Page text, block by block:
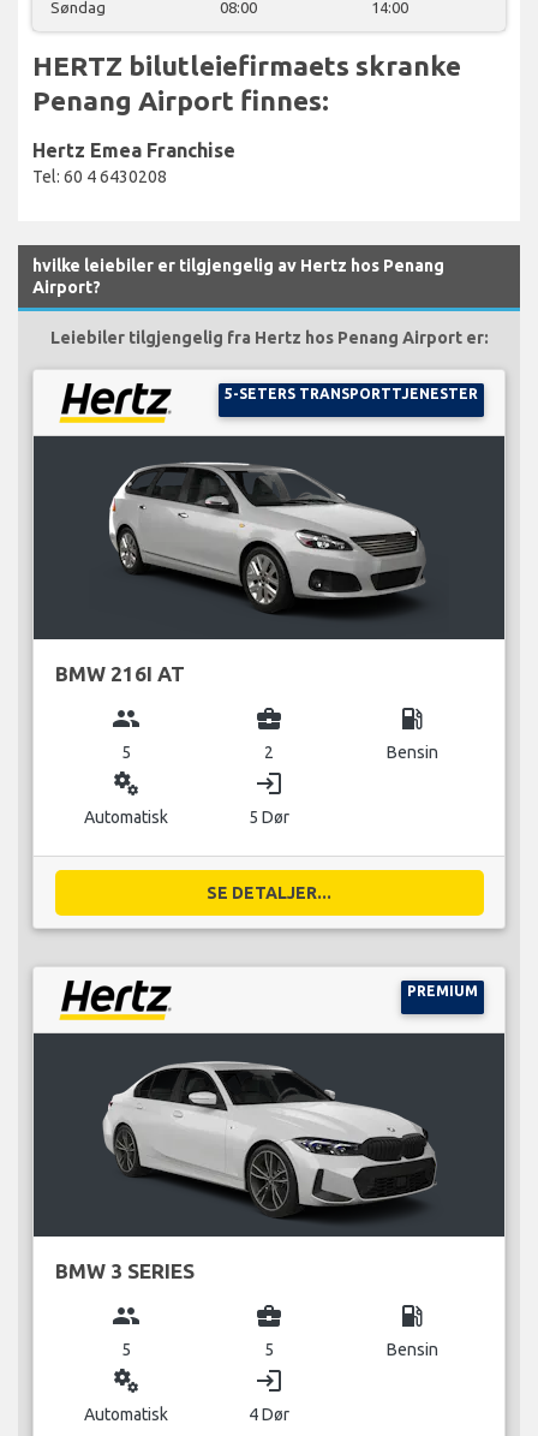
Søndag 08:00 14:00
HERTZ bilutleiefirmaets skranke
Penang Airport finnes:
Hertz Emea Franchise
Tel: 60 4 6430208
hvilke leiebiler er tilgjengelig av Hertz hos Penang
Airport?
Leiebiler tilgjengelig fra Hertz hos Penang Airport er:
5-SETERS TRANSPORTTJENESTER
BMW 216I AT
group
5
business_center
2
local_gas_station
Bensin
miscellaneous_services
Automatisk
login
5 Dør
SE DETALJER...
PREMIUM
BMW 3 SERIES
group
5
business_center
5
local_gas_station
Bensin
miscellaneous_services
Automatisk
login
4 Dør